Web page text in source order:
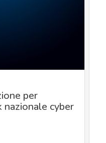
per
cyber